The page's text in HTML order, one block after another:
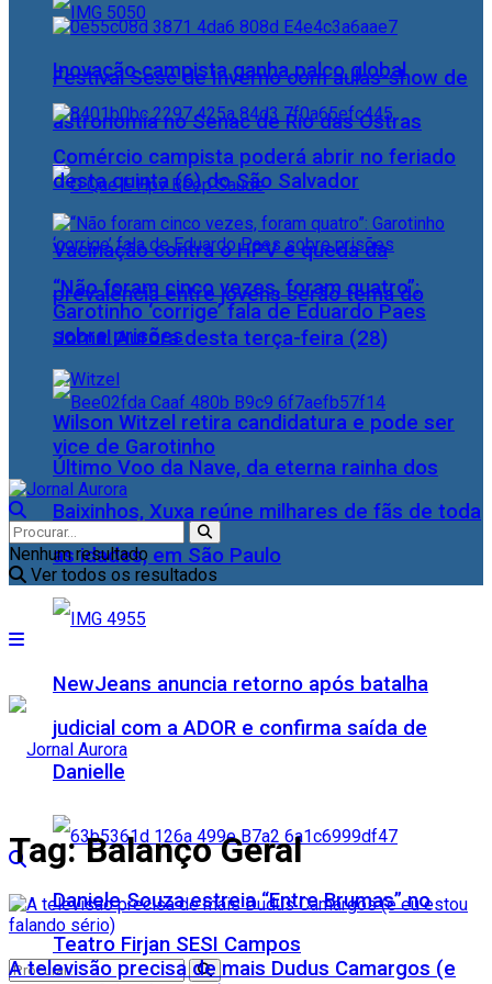
Festival Sesc de Inverno com aulas-show de
astronomia no Senac de Rio das Ostras
Vacinação contra o HPV e queda da
prevalência entre jovens serão tema do
Jornal Aurora desta terça-feira (28)
Último Voo da Nave, da eterna rainha dos
Baixinhos, Xuxa reúne milhares de fãs de toda
as idades, em São Paulo
NewJeans anuncia retorno após batalha
judicial com a ADOR e confirma saída de
Danielle
Daniele Souza estreia “Entre Brumas” no
Teatro Firjan SESI Campos
Inovação campista ganha palco global
Comércio campista poderá abrir no feriado
desta quinta (6) do São Salvador
“Não foram cinco vezes, foram quatro”:
Garotinho ‘corrige’ fala de Eduardo Paes
sobre prisões
Wilson Witzel retira candidatura e pode ser
vice de Garotinho
Nenhum resultado
Ver todos os resultados
Tag:Balanço Geral
A televisão precisa de mais Dudus Camargos (e